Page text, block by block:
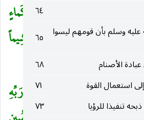
٦٤
وسلم بأن قومهم ليسوا ٦٥
الأصنام
٦٨
استعمال القوة
٧١
تنفيذا للرؤيا
٧٣
وَاضْرِبْ لَهُمْ مَثَلَ الْحَياةِ الدُّنْيا كَماءٍ
بِهِ نَباتُ الْأَرْضِ فَأَصْبَحَ هَشِيماً
عَلى كُلِّ شَيْءٍ مُقْتَدِراً
لِلْإِسْلامِ فَهُوَ عَلى نُورٍ مِنْ رَبِّهِ